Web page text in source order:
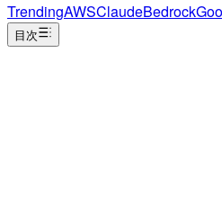
TrendingAWSClaudeBedrock
目次